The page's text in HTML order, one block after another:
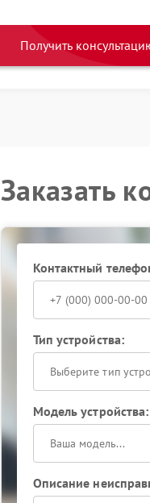
Получить
Заказать
Контактный
Тип устройства:
Выберите тип
Модель устройства:
Описание